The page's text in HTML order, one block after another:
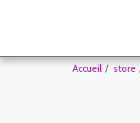
Accueil store